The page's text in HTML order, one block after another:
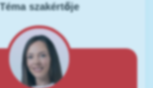
Téma szakértője